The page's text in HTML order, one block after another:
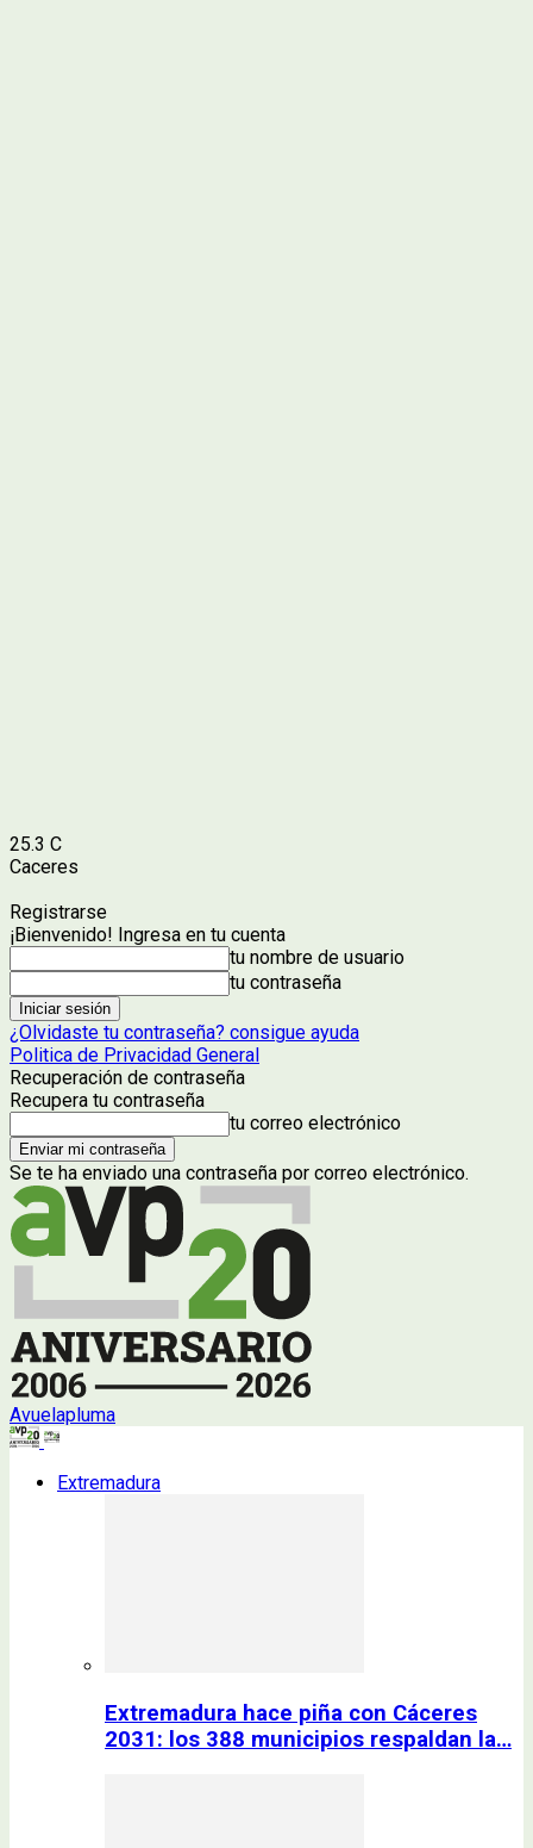
25.3 C
Caceres
Registrarse
¡Bienvenido! Ingresa en tu cuenta
tu nombre de usuario
tu contraseña
¿Olvidaste tu contraseña? consigue ayuda
Politica de Privacidad General
Recuperación de contraseña
Recupera tu contraseña
tu correo electrónico
Se te ha enviado una contraseña por correo electrónico.
Avuelapluma
Extremadura
Extremadura hace piña con Cáceres
2031: los 388 municipios respaldan la…